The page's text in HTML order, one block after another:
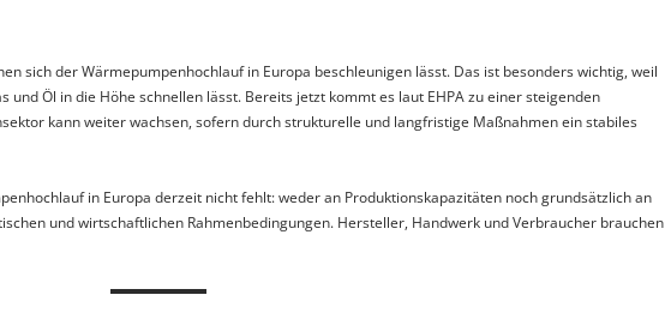
sich der Wärmepumpenhochlauf in Europa beschleunigen lässt. Das ist besonders wichtig, weil
und Öl in die Höhe schnellen lässt. Bereits jetzt kommt es laut EHPA zu einer steigenden
kann weiter wachsen, sofern durch strukturelle und langfristige Maßnahmen ein stabiles
in Europa derzeit nicht fehlt: weder an Produktionskapazitäten noch grundsätzlich an
und wirtschaftlichen Rahmenbedingungen. Hersteller, Handwerk und Verbraucher brauchen